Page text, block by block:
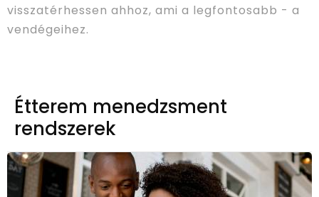
visszatérhessen ahhoz, ami a legfontosabb - a
vendégeihez.
Étterem menedzsment
rendszerek